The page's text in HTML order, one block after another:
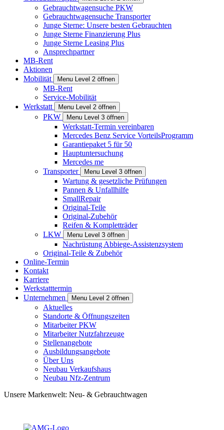
Gebrauchtwagensuche PKW
Gebrauchtwagensuche Transporter
Junge Sterne: Unsere besten Gebrauchten
Junge Sterne Finanzierung Plus
Junge Sterne Leasing Plus
Ansprechpartner
MB-Rent
Aktionen
Mobilität
Menu Level 2 öffnen
MB-Rent
Service-Mobilität
Werkstatt
Menu Level 2 öffnen
PKW Menu Level 3 öffnen
Werkstatt-Termin vereinbaren
Mercedes Benz Service VorteilsProgramm
Garantiepaket 5 für 50
Hauptuntersuchung
Mercedes me
Transporter
Menu Level 3 öffnen
Wartung & gesetzliche Prüfungen
Pannen & Unfallhilfe
SmallRepair
Original-Teile
Original-Zubehör
Reifen & Kompletträder
LKW
Menu Level 3 öffnen
Nachrüstung Abbiege-Assistenzsystem
Original-Teile & Zubehör
Online-Termin
Kontakt
Karriere
Werkstatttermin
Unternehmen
Menu Level 2 öffnen
Aktuelles
Standorte & Öffnungszeiten
Mitarbeiter PKW
Mitarbeiter Nutzfahrzeuge
Stellenangebote
Ausbildungsangebote
Über Uns
Neubau Verkaufshaus
Neubau Nfz-Zentrum
Unsere Markenwelt: Neu- & Gebrauchtwagen